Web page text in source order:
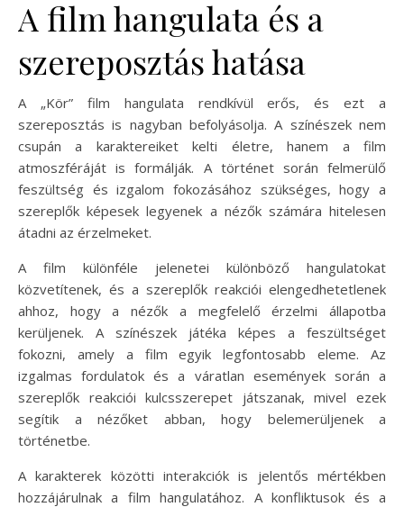
A film hangulata és a
szereposztás hatása
A „Kör” film hangulata rendkívül erős, és ezt a
szereposztás is nagyban befolyásolja. A színészek nem
csupán a karaktereiket kelti életre, hanem a film
atmoszféráját is formálják. A történet során felmerülő
feszültség és izgalom fokozásához szükséges, hogy a
szereplők képesek legyenek a nézők számára hitelesen
átadni az érzelmeket.
A film különféle jelenetei különböző hangulatokat
közvetítenek, és a szereplők reakciói elengedhetetlenek
ahhoz, hogy a nézők a megfelelő érzelmi állapotba
kerüljenek. A színészek játéka képes a feszültséget
fokozni, amely a film egyik legfontosabb eleme. Az
izgalmas fordulatok és a váratlan események során a
szereplők reakciói kulcsszerepet játszanak, mivel ezek
segítik a nézőket abban, hogy belemerüljenek a
történetbe.
A karakterek közötti interakciók is jelentős mértékben
hozzájárulnak a film hangulatához. A konfliktusok és a